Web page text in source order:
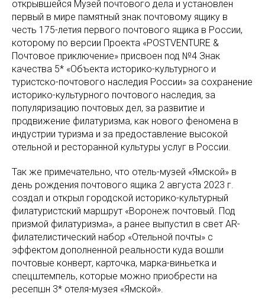
открывшейся Музей почтового дела и установлен
первый в мире памятный знак почтовому ящику в
честь 175-летия первого почтового ящика в России,
которому по версии Проекта «POSTVENTURE &
Почтовое приключение» присвоен под №4 Знак
качества 5* «Объекта историко-культурного и
туристско-почтового наследия России» за сохранение
историко-культурного почтового наследия, за
популяризацию почтовых дел, за развитие и
продвижение филатуризма, как нового феномена в
индустрии туризма и за предоставление высокой
отельной и ресторанной культуры услуг в России.
Так же примечательно, что отель-музей «Ямской» в
день рождения почтового ящика 2 августа 2023 г.
создал и открыл городской историко-культурный
филатуристский маршрут «Воронеж почтовый. Под
призмой филатуризма», а ранее выпустил в свет AR-
филателистический набор «Отельной почты» с
эффектом дополненной реальности куда вошли
почтовые конверт, карточка, марка-виньетка и
спецштемпель, которые можно приобрести на
ресепшн 3* отеля-музея «Ямской».